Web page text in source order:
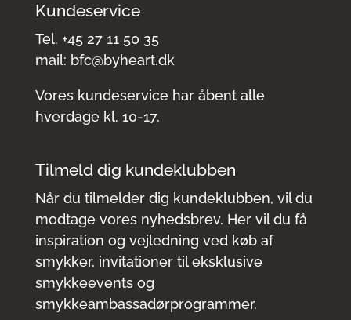
Kundeservice
Tel. +45 27 11 50 35
mail: bfc@byheart.dk
Vores kundeservice har åbent alle
hverdage kl. 10-17.
Tilmeld dig kundeklubben
Når du tilmelder dig kundeklubben, vil du
modtage vores nyhedsbrev. Her vil du få
inspiration og vejledning ved køb af
smykker, invitationer til eksklusive
smykkeevents og
smykkeambassadørprogrammer.